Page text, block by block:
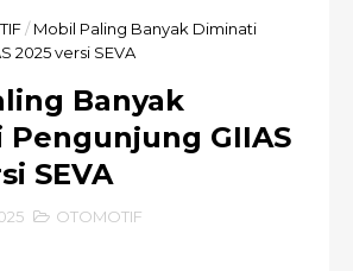
/ Mobil Paling Banyak Diminati
2025 versi SEVA
Banyak
GIIAS
SEVA
OTOMOTIF